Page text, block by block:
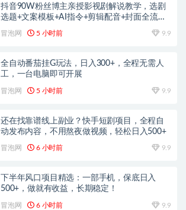
抖音90W粉丝博主亲授影视剧解说教学，选剧
选题+文案模板+AI指令+剪辑配音+封面全流程
冒泡网 5 小时前 9.9
全自动番茄挂G玩法，日入300+，全程无需人
工，一台电脑即可开展
冒泡网 5 小时前 9.9
还在找靠谱线上副业？快手短剧项目，全程自
动发布内容，不用熬夜做视频，轻松日入500+
冒泡网 6 小时前 9.9
下半年风口项目精选：一部手机，保底日入
500+，做就有收益，长期稳定！
冒泡网 6 小时前 9.9